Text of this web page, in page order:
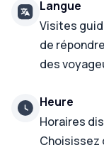
Langue
Visites
de
des
Heure
Horaires
Choisissez